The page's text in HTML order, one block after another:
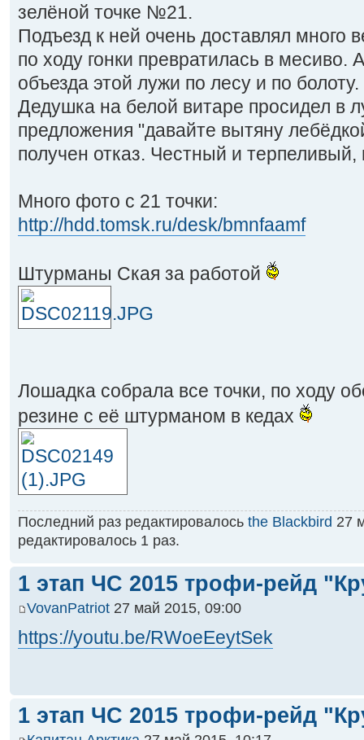
зелёной точке №21.
Подъезд к ней очень доставлял много
по ходу гонки превратилась в месиво.
объезда этой лужи по лесу и по болоту.
Дедушка на белой витаре просидел в
предложения "давайте вытяну
получен отказ. Честный и
Много фото с 21 точки:
http://hdd.tomsk.ru/desk/bmnfaamf
Штурманы Ская за работой
Лошадка собрала все точки, по ходу
резине с её штурманом в кедах
Последний раз редактировалось the Blackbird 27
редактировалось 1 раз.
1 этап ЧС 2015 трофи-рейд
VovanPatriot 27 май 2015, 09:00
https://youtu.be/RWoeEeytSek
1 этап ЧС 2015 трофи-рейд